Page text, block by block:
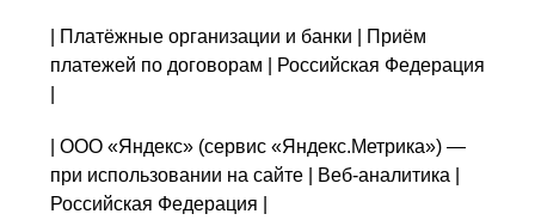
| Платёжные организации и банки | Приём
платежей по договорам | Российская Федерация
| ООО «Яндекс» (сервис «Яндекс.Метрика») —
при использовании на сайте | Веб-аналитика |
Российская Федерация |